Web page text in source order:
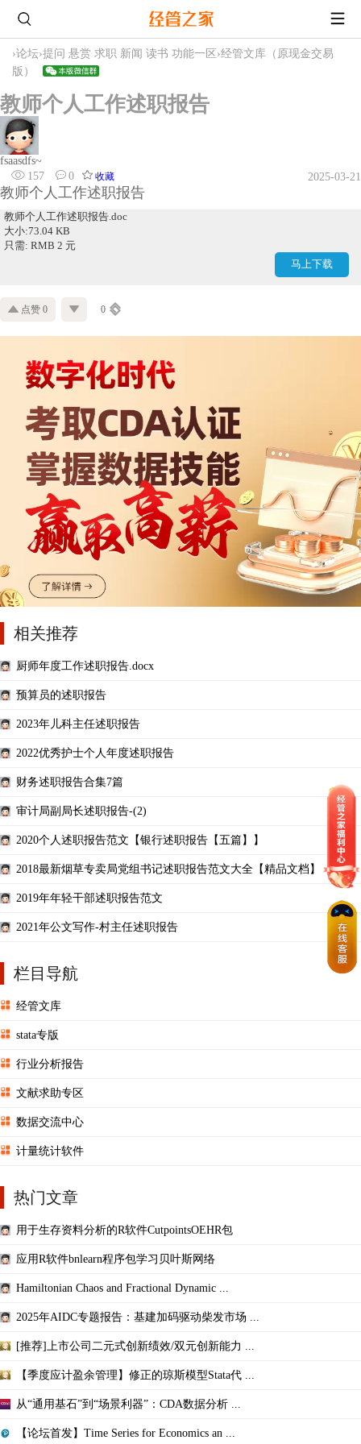
›论坛›提问 悬赏 求职 新闻 读书 功能一区 ›经管文库（原现金交易
版）
教师个人工作述职报告
fsaasdfs~
157
0 收藏 2025-03-21
教师个人工作述职报告
教师个人工作述职报告.doc
大小:73.04 KB
只需: RMB 2 元
马上下载
点赞 0 0
相关推荐
厨师年度工作述职报告.docx
预算员的述职报告
2023年儿科主任述职报告
2022优秀护士个人年度述职报告
财务述职报告合集7篇
审计局副局长述职报告-(2)
2020个人述职报告范文【银行述职报告【五篇】】
2018最新烟草专卖局党组书记述职报告范文大全【精品文档】
2019年年轻干部述职报告范文
2021年公文写作-村主任述职报告
栏目导航
经管文库
stata专版
行业分析报告
文献求助专区
数据交流中心
计量统计软件
热门文章
用于生存资料分析的R软件CutpointsOEHR包
应用R软件bnlearn程序包学习贝叶斯网络
Hamiltonian Chaos and Fractional Dynamic ...
2025年AIDC专题报告：基建加码驱动柴发市场 ...
[推荐]上市公司二元式创新绩效/双元创新能力 ...
【季度应计盈余管理】修正的琼斯模型Stata代 ...
从“通用基石”到“场景利器”：CDA数据分析 ...
【论坛首发】Time Series for Economics an ...